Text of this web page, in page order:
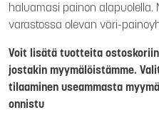
haluamasi painon alapuolella.
varastossa olevan väri-
Voit lisätä tuotteita
jostakin myymälöistämme.
tilaaminen useammasta
onnistu